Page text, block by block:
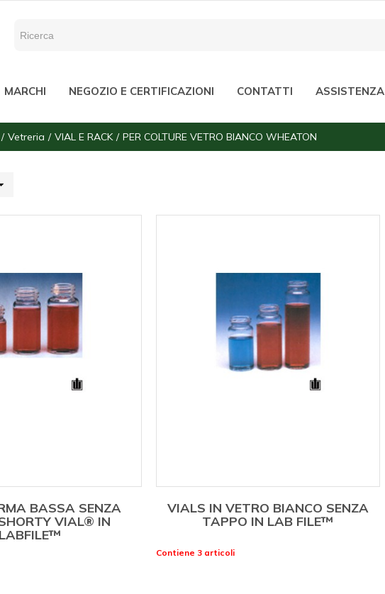
MARCHI NEGOZIO E CERTIFICAZIONI CONTATTI ASSISTENZA
Vetreria VIAL E RACK PER COLTURE VETRO BIANCO WHEATON
BASSA SENZA
VIAL® IN
LABFILE™
VIALS IN VETRO BIANCO SENZA
TAPPO IN LAB FILE™
Contiene 3 articoli